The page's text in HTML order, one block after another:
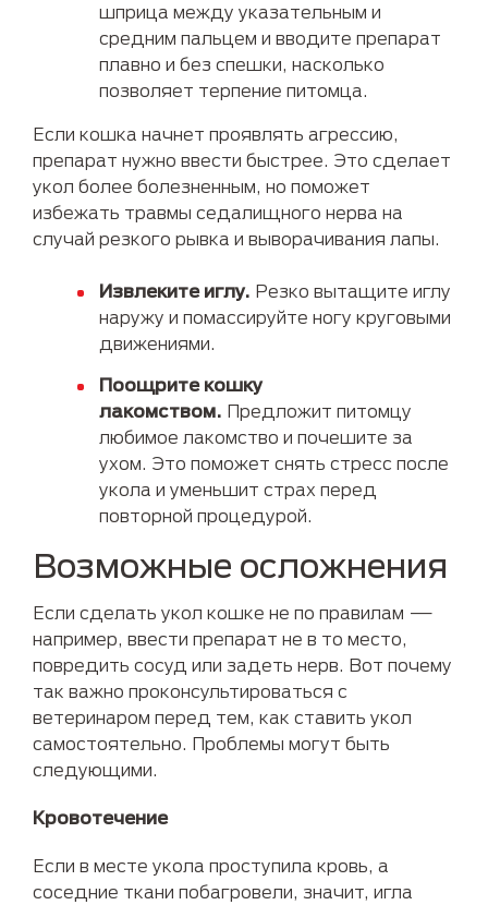
шприца между указательным и
средним пальцем и вводите препарат
плавно и без спешки, насколько
позволяет терпение питомца.
Если кошка начнет проявлять агрессию,
препарат нужно ввести быстрее. Это сделает
укол более болезненным, но поможет
избежать травмы седалищного нерва на
случай резкого рывка и выворачивания лапы.
Извлеките иглу. Резко вытащите иглу
наружу и помассируйте ногу круговыми
движениями.
Поощрите кошку
лакомством. Предложит питомцу
любимое лакомство и почешите за
ухом. Это поможет снять стресс после
укола и уменьшит страх перед
повторной процедурой.
Возможные осложнения
Если сделать укол кошке не по правилам —
например, ввести препарат не в то место,
повредить сосуд или задеть нерв. Вот почему
так важно проконсультироваться с
ветеринаром перед тем, как ставить укол
самостоятельно. Проблемы могут быть
следующими.
Кровотечение
Если в месте укола проступила кровь, а
соседние ткани побагровели, значит, игла